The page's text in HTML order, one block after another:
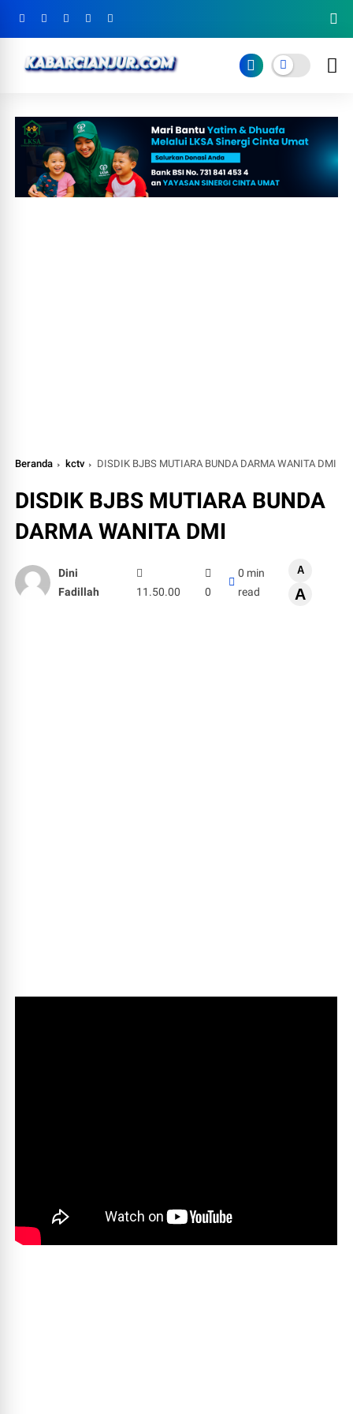
Beranda kctv DISDIK BJBS MUTIARA BUNDA DARMA WANITA DMI
DISDIK BJBS MUTIARA BUNDA
DARMA WANITA DMI
Dini
Fadillah
11.50.00 0
0 min
read
A
A